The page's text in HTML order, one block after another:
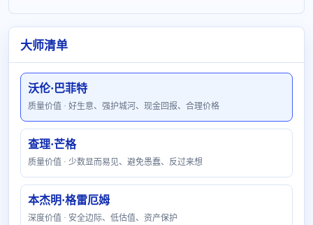
大师清单
沃伦·巴菲特
质量价值 · 好生意、强护城河、现金回报、合理价格
查理·芒格
质量价值 · 少数显而易见、避免愚蠢、反过来想
本杰明·格雷厄姆
深度价值 · 安全边际、低估值、资产保护